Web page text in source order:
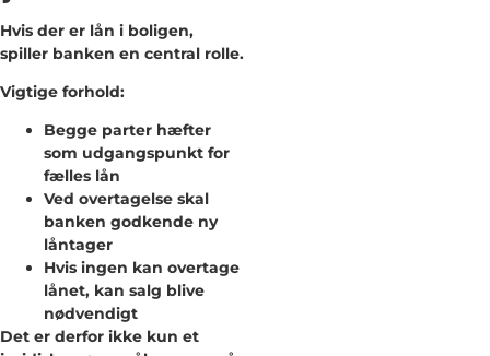
Hvis der er lån i boligen,
spiller banken en central rolle.
Vigtige forhold:
Begge parter hæfter
som udgangspunkt for
fælles lån
Ved overtagelse skal
banken godkende ny
låntager
Hvis ingen kan overtage
lånet, kan salg blive
nødvendigt
Det er derfor ikke kun et